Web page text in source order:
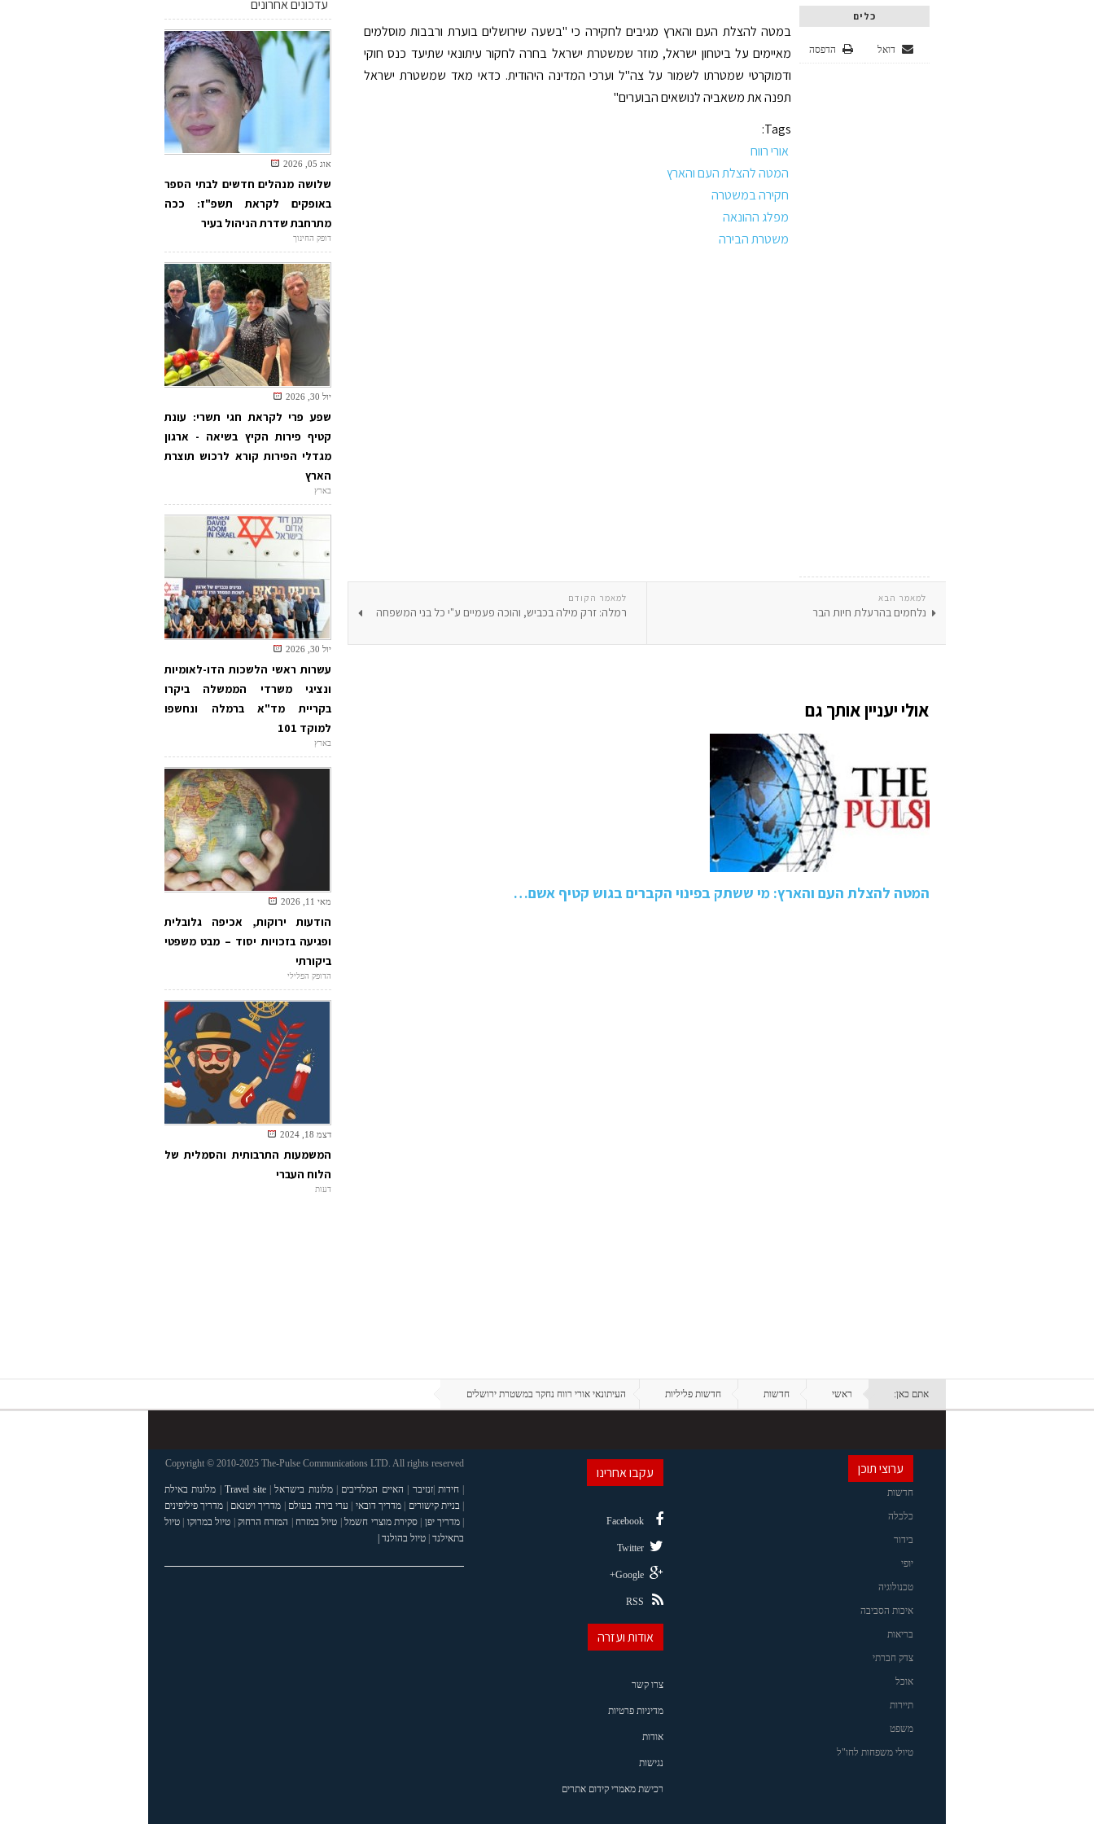
כלים
הדפסה דואל
במטה להצלת העם והארץ מגיבים לחקירה כי "בשעה שירושלים בוערת ורבבות מוסלמים
מאיימים על ביטחון ישראל, מוזר שמשטרת ישראל בחרה לחקור עיתונאי שתיעד כנס חוקי
ודמוקרטי שמטרתו לשמור על צה"ל וערכי המדינה היהודית. כדאי מאד שמשטרת ישראל
תפנה את משאביה לנושאים הבוערים"
Tags:
אורי רווח
המטה להצלת העם והארץ
חקירה במשטרה
מפלג ההונאה
משטרת הבירה
למאמר הקודם
רמלה: זרק מילה בכביש, והוכה פעמיים ע"י כל בני המשפחה
למאמר הבא
נלחמים בהרעלת חיות הבר
אולי יעניין אותך גם
המטה להצלת העם והארץ: מי ששתק בפינוי הקברים בגוש קטיף אשם…
עדכונים אחרונים
אוג 05, 2026
שלושה מנהלים חדשים לבתי הספר
באופקים לקראת תשפ"ז: ככה
מתרחבת שדרת הניהול בעיר
דופק החינוך
יול 30, 2026
שפע פרי לקראת חגי תשרי: עונת
קטיף פירות הקיץ בשיאה - ארגון
מגדלי הפירות קורא לרכוש תוצרת
הארץ
בארץ
יול 30, 2026
עשרות ראשי הלשכות הדו-לאומיות
ונציגי משרדי הממשלה ביקרו
בקריית מד"א ברמלה ונחשפו
למוקד 101
בארץ
מאי 11, 2026
הודעות ירוקות, אכיפה גלובלית
ופגיעה בזכויות יסוד – מבט משפטי
ביקורתי
הדופק הפלילי
דצמ 18, 2024
המשמעות התרבותית והסמלית של
הלוח העברי
דעות
אתם כאן: ראשי חדשות חדשות פליליות העיתונאי אורי רווח נחקר במשטרת ירושלים
ערוצי תוכן
חדשות
כלכלה
בידור
יופי
טכנולוגיה
איכות הסביבה
בריאות
צדק חברתי
אוכל
תיירות
משפט
טיולי משפחות לחו"ל
עקבו אחרינו
Facebook
Twitter
Google+
RSS
אודות ועזרה
צרו קשר
מדיניות פרטיות
אודות
נגישות
רכישת מאמרי קידום אתרים
Copyright © 2010-2025 The-Pulse Communications LTD. All rights reserved
| חידות |זנזיבר | האיים המלדיבים |מלונות בישראל|
Travel site
| מלונות באילת
| בניית קישורים |מדריך דובאי | ערי בירה בעולם | מדריך ויטנאם | מדריך פיליפינים
| מדריך יפן |סקירת מוצרי חשמל| טיול במזרח | המזרח הרחוק | טיול במרוקו | טיול
בתאילנד| טיול בהולנד |